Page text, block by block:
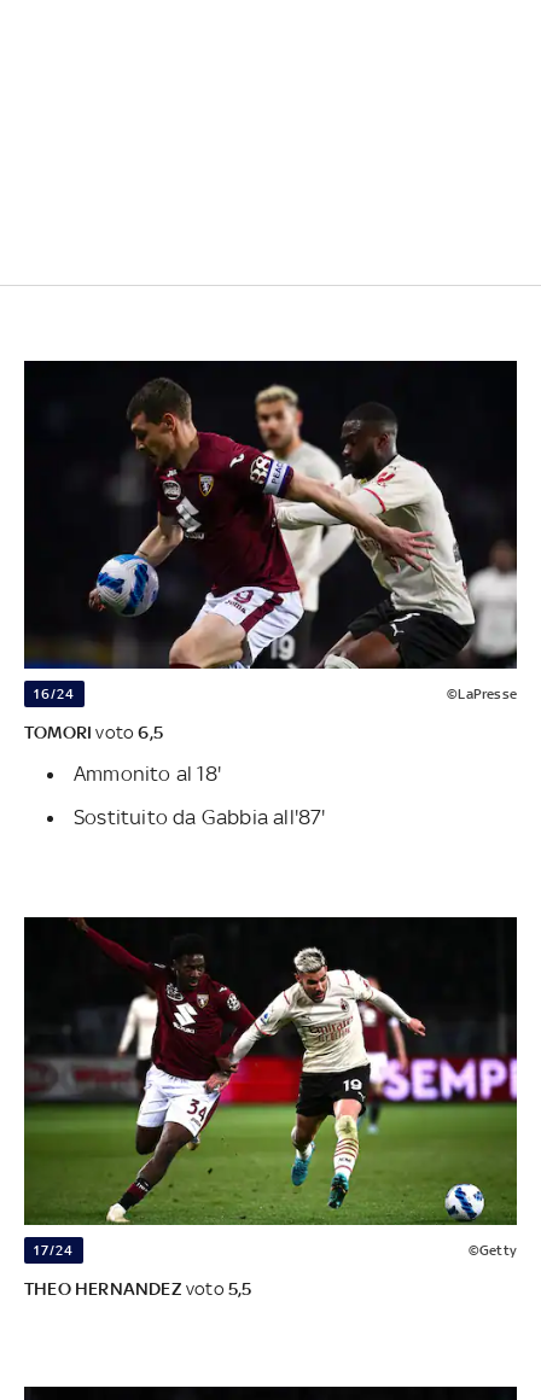
16/24 ©LaPresse
TOMORIvoto6,5
Ammonito al 18'
Sostituito da Gabbia all'87'
17/24 ©Getty
THEO HERNANDEZ voto 5,5